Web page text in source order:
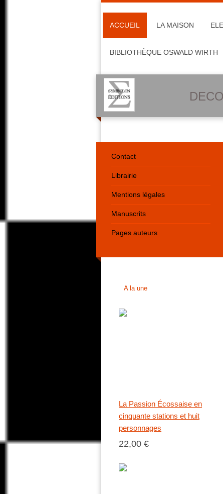
ACCUEIL LA MAISON
BIBLIOTHÈQUE OSWALD WIRTH
Contact
Librairie
Mentions légales
Manuscrits
Pages auteurs
A la une
La Passion Écossaise en
cinquante stations et huit
personnages
22,00 €